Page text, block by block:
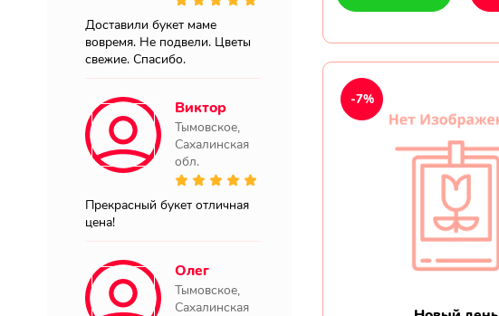
Доставили букет маме
вовремя. Не подвели. Цветы
свежие. Спасибо.
Виктор
Тымовское,
Сахалинская
обл.
Прекрасный букет отличная
цена!
Олег
Тымовское,
Сахалинская
-7%